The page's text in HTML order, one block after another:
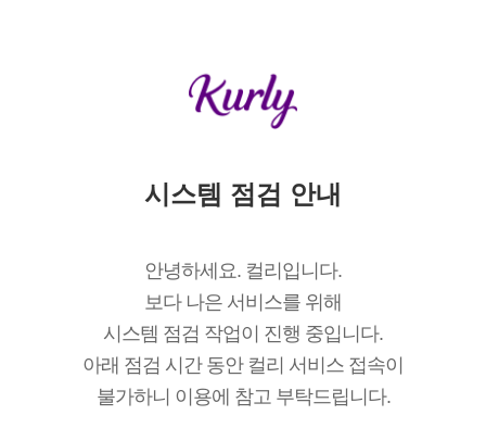
시스템 점검 안내
안녕하세요. 컬리입니다.
보다 나은 서비스를 위해
시스템 점검 작업이 진행 중입니다.
아래 점검 시간 동안 컬리 서비스 접속이
불가하니 이용에 참고 부탁드립니다.